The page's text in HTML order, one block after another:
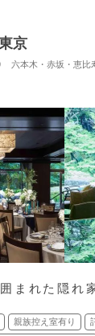
京
ミ評価
六本木・赤坂・恵比寿・
まれた隠れ
親族控え室有り